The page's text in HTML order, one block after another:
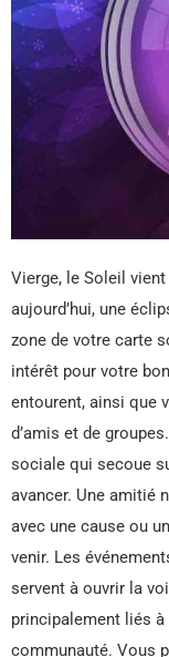
Vierge, le Soleil
aujourd’hui, une
zone de votre carte
intérêt pour votre
entourent, ainsi que
d’amis et de
sociale qui secoue
avancer. Une amitié
avec une cause ou
venir. Les
servent à ouvrir la
principalement liés
communauté. Vous